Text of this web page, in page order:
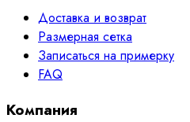
Доставка и возврат
Размерная сетка
Записаться на примерку
FAQ
Компания